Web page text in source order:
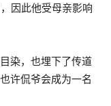
因此他受母亲影响
染，也埋下了传道
许侃爷会成为一名